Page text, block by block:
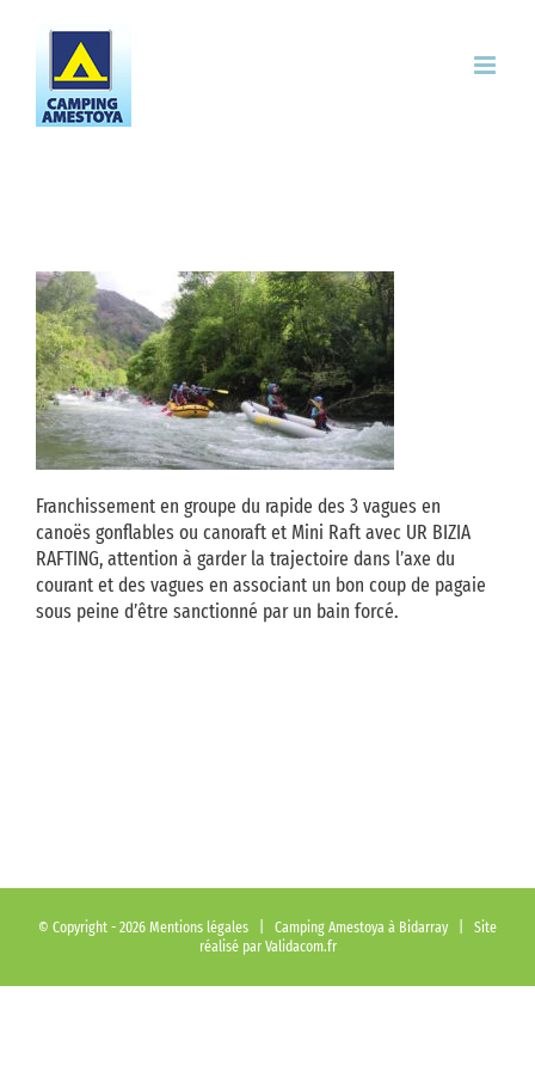
Franchissement en groupe du rapide des 3 vagues en
canoës gonflables ou canoraft et Mini Raft avec UR BIZIA
RAFTING, attention à garder la trajectoire dans l’axe du
courant et des vagues en associant un bon coup de pagaie
sous peine d’être sanctionné par un bain forcé.
© Copyright - 2026 Mentions légales | Camping Amestoya à Bidarray | Site
réalisé par Validacom.fr